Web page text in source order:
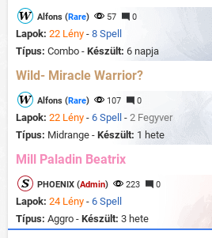
Alfons (Rare) 57 0
Lapok: 22 Lény - 8 Spell
Típus: Combo - Készült: 6 napja
Wild- Miracle Warrior?
Alfons (Rare) 107 0
Lapok: 22 Lény - 6 Spell - 2 Fegyver
Típus: Midrange - Készült: 1 hete
Mill Paladin Beatrix
PHOENIX (Admin) 223 0
Lapok: 24 Lény - 6 Spell
Típus: Aggro - Készült: 3 hete